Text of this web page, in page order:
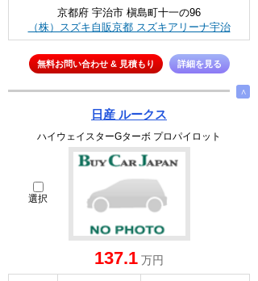
京都府 宇治市 槇島町十一の96
（株）スズキ自販京都 スズキアリーナ宇治
無料お問い合わせ & 見積もり 詳細を見る
∧
日産 ルークス
ハイウェイスターGターボ プロパイロット
選択
137.1 万円